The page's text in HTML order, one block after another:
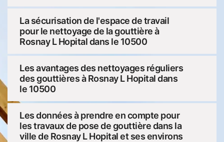
La sécurisation de l'espace de travail
pour le nettoyage de la gouttière à
Rosnay L Hopital dans le 10500
Les avantages des nettoyages réguliers
des gouttières à Rosnay L Hopital dans
le 10500
Les données à prendre en compte pour
les travaux de pose de gouttière dans la
ville de Rosnay L Hopital et ses environs